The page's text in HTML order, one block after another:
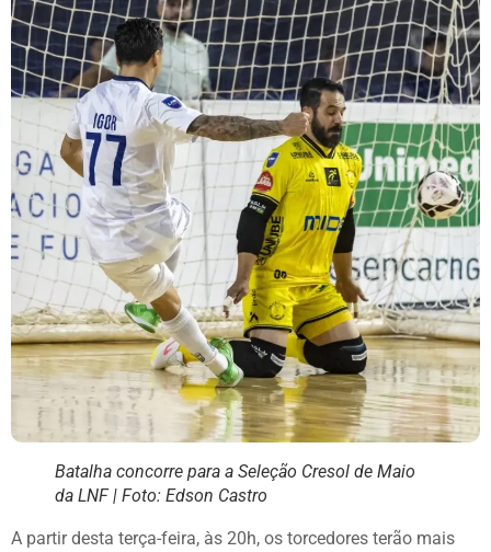
Batalha concorre para a Seleção Cresol de Maio
da LNF | Foto: Edson Castro
A partir desta terça-feira, às 20h, os torcedores terão mais